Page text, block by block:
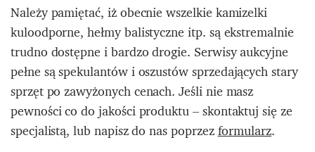
Należy pamiętać, iż obecnie wszelkie kamizelki
kuloodporne, hełmy balistyczne itp. są ekstremalnie
trudno dostępne i bardzo drogie. Serwisy aukcyjne
pełne są spekulantów i oszustów sprzedających stary
sprzęt po zawyżonych cenach. Jeśli nie masz
pewności co do jakości produktu – skontaktuj się ze
specjalistą, lub napisz do nas poprzezformularz.